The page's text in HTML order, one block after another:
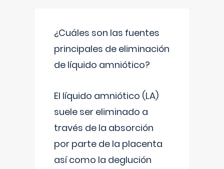
¿Cuáles son las fuentes
principales de eliminación
de líquido amniótico?
El líquido amniótico (LA)
suele ser eliminado a
través de la absorción
por parte de la placenta
así como la deglución